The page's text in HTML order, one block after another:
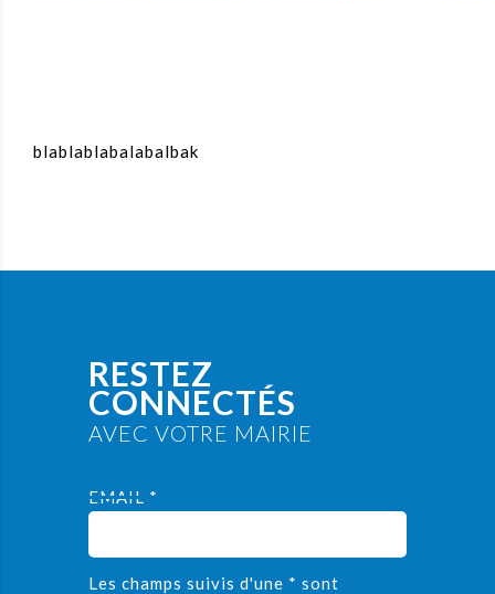
blablablabalabalbak
RESTEZ
CONNECTÉS
AVEC VOTRE MAIRIE
EMAIL *
Les champs suivis d'une * sont